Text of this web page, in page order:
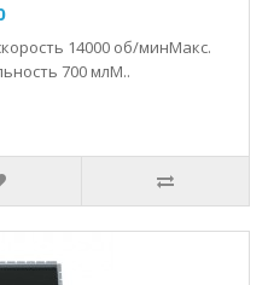
14000 об/минМакс.
700 млМ..